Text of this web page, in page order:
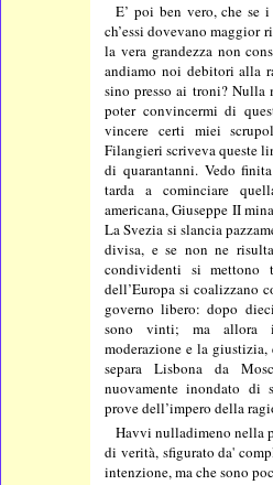
E’ poi ben vero, che se
ch’essi dovevano maggior
la vera grandezza non
andiamo noi debitori alla
sino presso ai troni? Nulla
poter convincermi di
vincere certi miei
Filangieri scriveva queste
di quarantanni. Vedo
tarda a cominciare
americana, Giuseppe II
La Svezia si slancia
divisa, e se non ne
condividenti si mettono
dell’Europa si coalizzano
governo libero: dopo
sono vinti; ma allora
moderazione e la
separa Lisbona da
nuovamente inondato di
prove dell’impero della
Havvi nulladimeno nella
di verità, sfigurato da'
intenzione, ma che sono